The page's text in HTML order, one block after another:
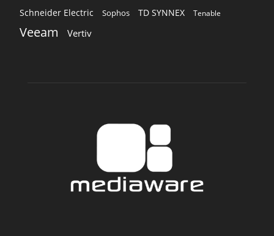
Schneider Electric Sophos TD SYNNEX Tenable
Veeam Vertiv